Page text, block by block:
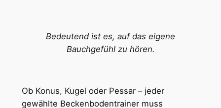
Bedeutend ist es, auf das eigene
Bauchgefühl zu hören.
Ob Konus, Kugel oder Pessar – jeder
gewählte Beckenbodentrainer muss